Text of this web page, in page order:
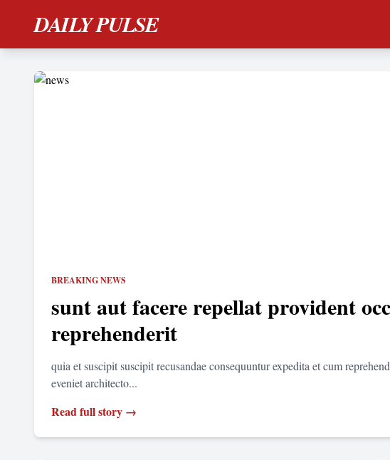
DAILY PULSE
BREAKING NEWS
sunt aut facere repellat provident
reprehenderit
quia et suscipit suscipit recusandae consequuntur expedita et cum
eveniet architecto...
Read full story →